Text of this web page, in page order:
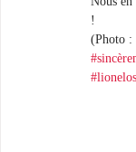
#NosDomaines
!
(Photo :